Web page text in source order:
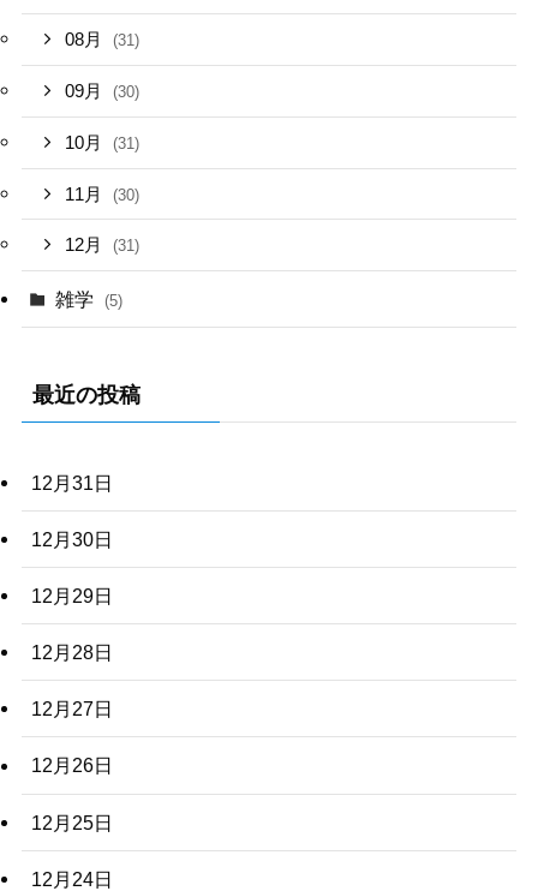
08月 (31)
09月 (30)
10月 (31)
11月 (30)
12月 (31)
雑学 (5)
最近の投稿
12月31日
12月30日
12月29日
12月28日
12月27日
12月26日
12月25日
12月24日